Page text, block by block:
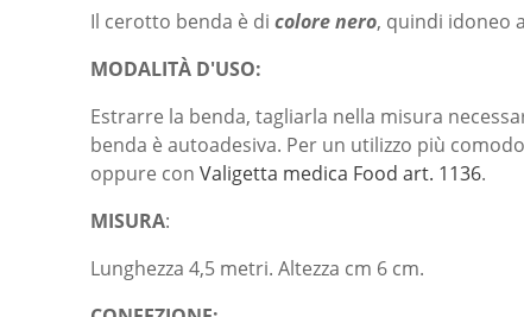
Il cerotto benda è di colore nero, quindi idoneo
MODALITÀ D'USO:
Estrarre la benda, tagliarla nella misura
benda è autoadesiva. Per un utilizzo più
oppure con Valigetta medica Food art. 1136.
MISURA:
Lunghezza 4,5 metri. Altezza cm 6 cm.